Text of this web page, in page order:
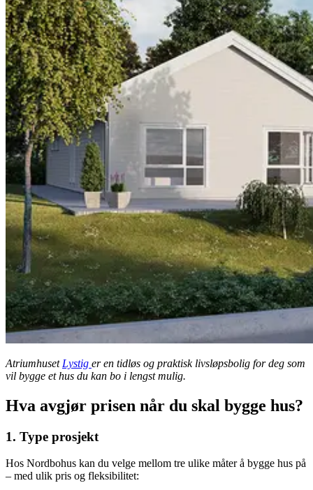
Atriumhuset Lystig er en tidløs og praktisk livsløpsbolig for deg som
vil bygge et hus du kan bo i lengst mulig.
Hva avgjør prisen når du skal bygge hus?
1. Type prosjekt
Hos Nordbohus kan du velge mellom tre ulike måter å bygge hus på
– med ulik pris og fleksibilitet: